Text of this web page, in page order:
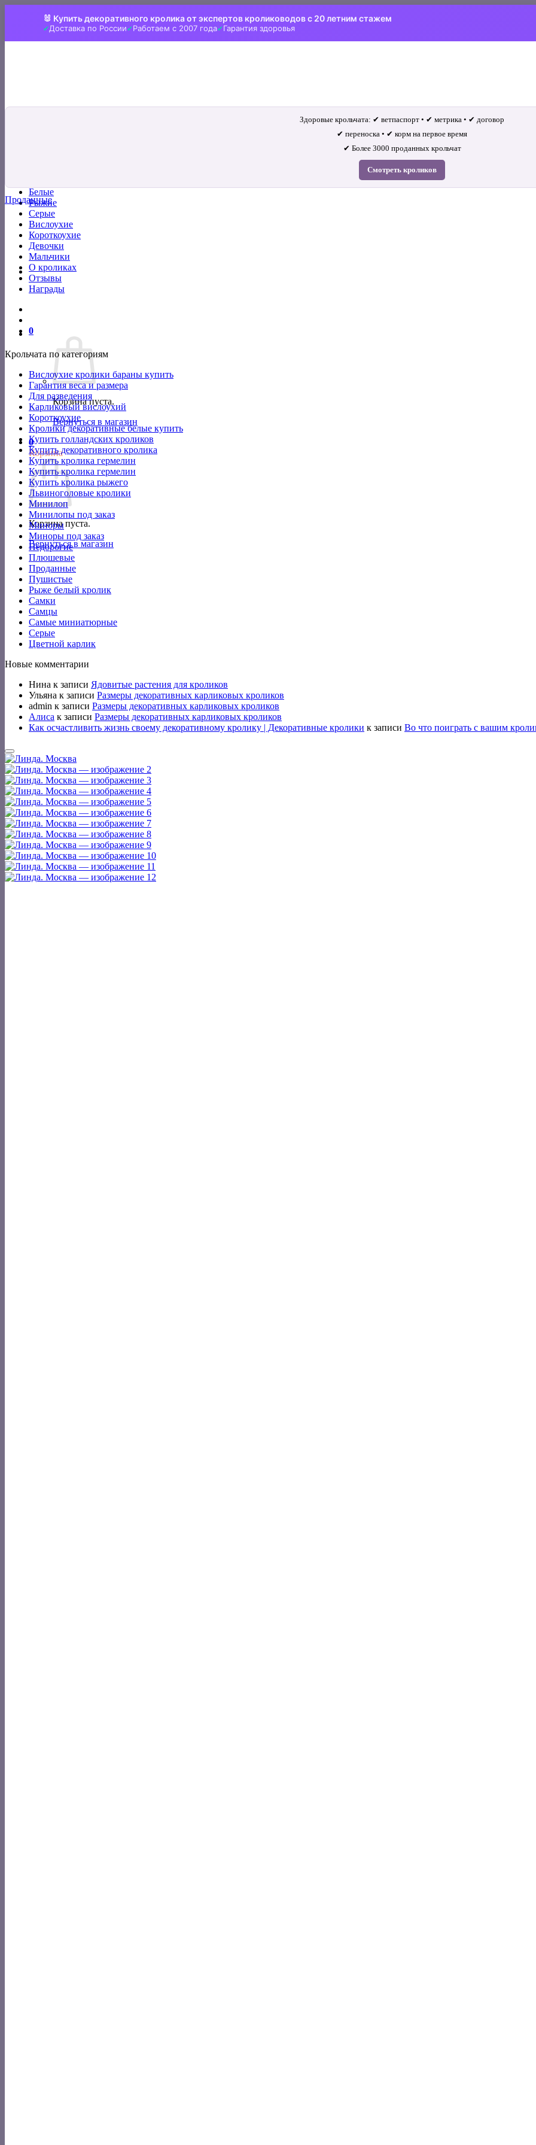
🐰 Купить декоративного кролика от экспертов кролиководов с 20 летним стажем
Доставка по России Работаем с 2007 года Гарантия здоровья
Белые
Рыжие
Серые
Вислоухие
Короткоухие
Девочки
Мальчики
О кроликах
Отзывы
Награды
0
Корзина пуста.
Вернуться в магазин
0
Корзина
Корзина пуста.
Вернуться в магазин
Здоровые крольчата: ✔ ветпаспорт • ✔ метрика • ✔ договор
✔ переноска • ✔ корм на первое время
✔ Более 3000 проданных крольчат
Смотреть кроликов
Проданные
Крольчата по категориям
Вислоухие кролики бараны купить
Гарантия веса и размера
Для разведения
Карликовый вислоухий
Короткоухие
Кролики декоративные белые купить
Купить голландских кроликов
Купить декоративного кролика
Купить кролика гермелин
Купить кролика гермелин
Купить кролика рыжего
Львиноголовые кролики
Минилоп
Минилопы под заказ
Миноры
Миноры под заказ
Недорогие
Плюшевые
Проданные
Пушистые
Рыже белый кролик
Самки
Самцы
Самые миниатюрные
Серые
Цветной карлик
Новые комментарии
Нина к записи Ядовитые растения для кроликов
Ульяна к записи Размеры декоративных карликовых кроликов
admin к записи Размеры декоративных карликовых кроликов
Алиса к записи Размеры декоративных карликовых кроликов
Как осчастливить жизнь своему декоративному кролику | Декоративные кролики к записи Во что поиграть с вашим